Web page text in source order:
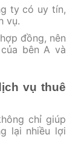
ty có uy tín,
vụ.
đồng, nên
bên A và
vụ thuê
chỉ giúp
lại nhiều lợi